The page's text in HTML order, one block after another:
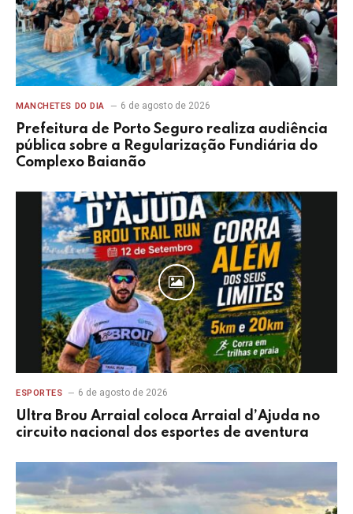
MANCHETES DO DIA 6 de agosto de 2026
Prefeitura de Porto Seguro realiza audiência
pública sobre a Regularização Fundiária do
Complexo Baianão
ESPORTES 6 de agosto de 2026
Ultra Brou Arraial coloca Arraial d’Ajuda no
circuito nacional dos esportes de aventura